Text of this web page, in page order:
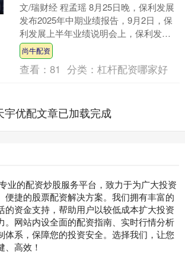
文/瑞财经 程孟瑶 8月25日晚，保利发展
发布2025年中期业绩报告，9月2日，保
利发展上半年业绩说明会上，保利发展
董事、总经理潘志华对公司上半年业绩
表现进行了....
尚牛配资
查看：81 分类：杠杆配资哪家好
宇优配文章已加载完成
业的配资炒股服务平台，致力于为广大投资
便捷的股票配资解决方案。我们拥有丰富的
的资金支持，帮助用户以较低成本扩大投资
。网站内设全面的配资指南、实时行情分析
体系，保障您的投资安全。选择我们，让您
、高效！